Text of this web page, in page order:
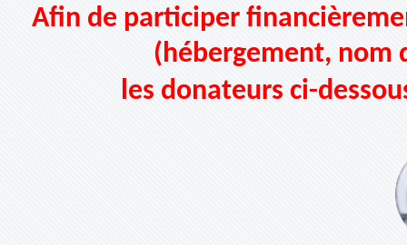
Afin de participer
(hébergement,
les donateurs ci-